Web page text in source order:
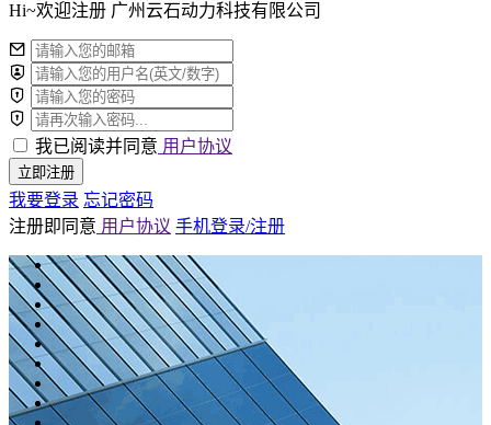
Hi~欢迎注册 广州云石动力科技有限公司
我已阅读并同意 用户协议
立即注册
我要登录 忘记密码
注册即同意 用户协议 手机登录/注册